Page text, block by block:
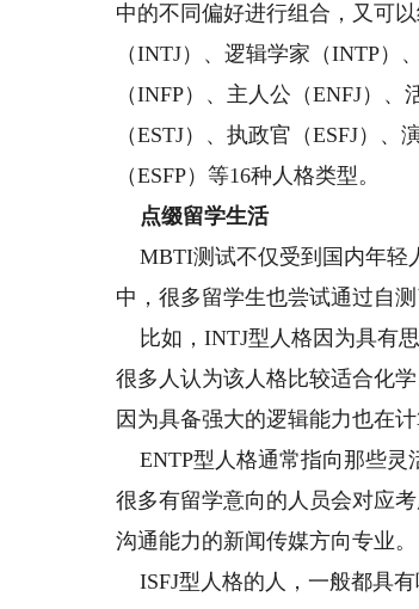
中的不同偏好进行组合，又可
（INTJ）、逻辑学家（INTP）
（INFP）、主人公（ENFJ）
（ESTJ）、执政官（ESFJ）
（ESFP）等16种人格类型。
点缀留学生活
MBTI测试不仅受到国内年轻
中，很多留学生也尝试通过自
比如，INTJ型人格因为具有
很多人认为该人格比较适合化
因为具备强大的逻辑能力也在
ENTP型人格通常指向那些灵
很多有留学意向的人员会对应
沟通能力的新闻传媒方向专业。
ISFJ型人格的人，一般都具